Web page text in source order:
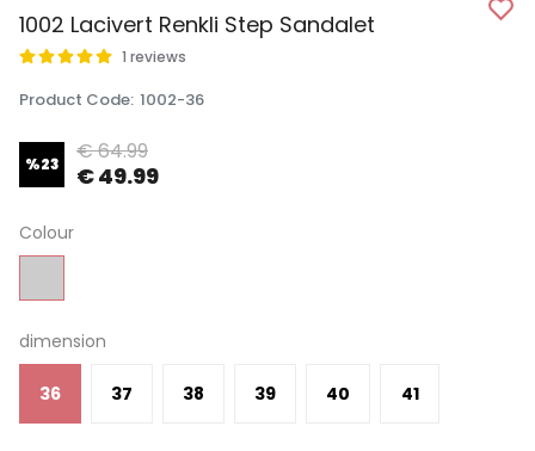
1002 Lacivert Renkli Step Sandalet
1 reviews
Product Code: 1002-36
%23 € 64.99
€ 49.99
Colour
dimension
36 37 38 39 40 41